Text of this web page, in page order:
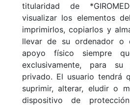
titularidad de
visualizar los elementos
imprimirlos, copiarlos y
llevar de su ordenador o
apoyo físico siempre
exclusivamente, para
privado. El usuario tendrá
suprimir, alterar, eludir o
dispositivo de